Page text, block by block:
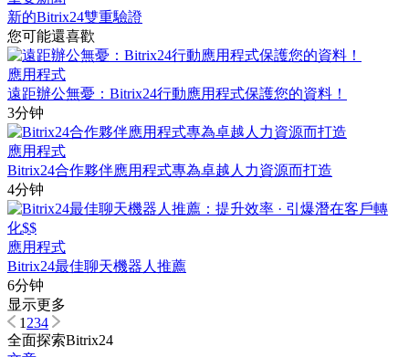
新的Bitrix24雙重驗證
您可能還喜歡
應用程式
遠距辦公無憂：Bitrix24行動應用程式保護您的資料！
3分钟
應用程式
Bitrix24合作夥伴應用程式專為卓越人力資源而打造
4分钟
應用程式
Bitrix24最佳聊天機器人推薦
6分钟
显示更多
1234
全面探索Bitrix24